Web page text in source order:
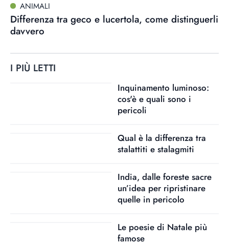
ANIMALI
Differenza tra geco e lucertola, come distinguerli
davvero
I PIÙ LETTI
Inquinamento luminoso:
cos'è e quali sono i
pericoli
Qual è la differenza tra
stalattiti e stalagmiti
India, dalle foreste sacre
un’idea per ripristinare
quelle in pericolo
Le poesie di Natale più
famose